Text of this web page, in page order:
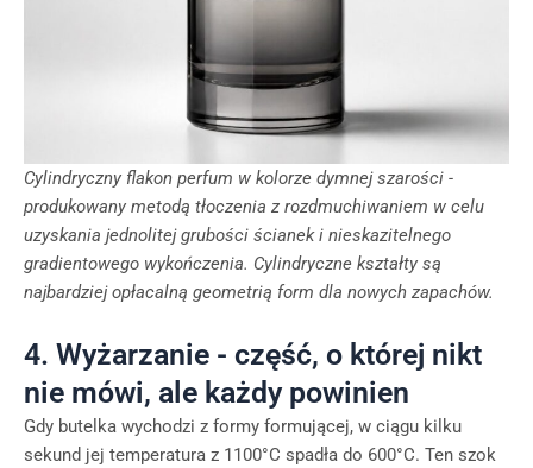
Cylindryczny flakon perfum w kolorze dymnej szarości -
produkowany metodą tłoczenia z rozdmuchiwaniem w celu
uzyskania jednolitej grubości ścianek i nieskazitelnego
gradientowego wykończenia. Cylindryczne kształty są
najbardziej opłacalną geometrią form dla nowych zapachów.
4. Wyżarzanie - część, o której nikt
nie mówi, ale każdy powinien
Gdy butelka wychodzi z formy formującej, w ciągu kilku
sekund jej temperatura z 1100°C spadła do 600°C. Ten szok